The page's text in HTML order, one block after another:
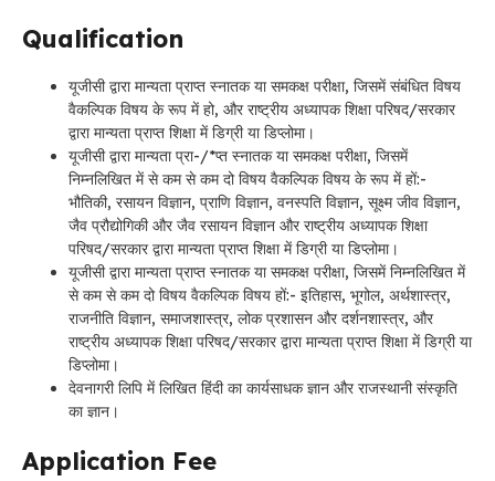
Qualification
यूजीसी द्वारा मान्यता प्राप्त स्नातक या समकक्ष परीक्षा, जिसमें संबंधित विषय
वैकल्पिक विषय के रूप में हो, और राष्ट्रीय अध्यापक शिक्षा परिषद/सरकार
द्वारा मान्यता प्राप्त शिक्षा में डिग्री या डिप्लोमा।
यूजीसी द्वारा मान्यता प्रा-/*प्त स्नातक या समकक्ष परीक्षा, जिसमें
निम्नलिखित में से कम से कम दो विषय वैकल्पिक विषय के रूप में हों:-
भौतिकी, रसायन विज्ञान, प्राणि विज्ञान, वनस्पति विज्ञान, सूक्ष्म जीव विज्ञान,
जैव प्रौद्योगिकी और जैव रसायन विज्ञान और राष्ट्रीय अध्यापक शिक्षा
परिषद/सरकार द्वारा मान्यता प्राप्त शिक्षा में डिग्री या डिप्लोमा।
यूजीसी द्वारा मान्यता प्राप्त स्नातक या समकक्ष परीक्षा, जिसमें निम्नलिखित में
से कम से कम दो विषय वैकल्पिक विषय हों:- इतिहास, भूगोल, अर्थशास्त्र,
राजनीति विज्ञान, समाजशास्त्र, लोक प्रशासन और दर्शनशास्त्र, और
राष्ट्रीय अध्यापक शिक्षा परिषद/सरकार द्वारा मान्यता प्राप्त शिक्षा में डिग्री या
डिप्लोमा।
देवनागरी लिपि में लिखित हिंदी का कार्यसाधक ज्ञान और राजस्थानी संस्कृति
का ज्ञान।
Application Fee